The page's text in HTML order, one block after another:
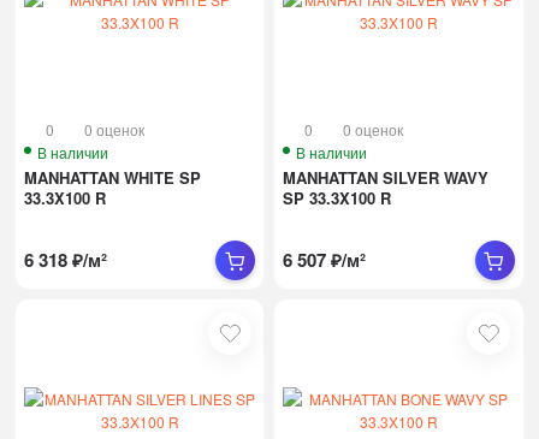
0
0 оценок
В наличии
MANHATTAN WHITE SP
33.3X100 R
6 318 ₽/м²
0
0 оценок
В наличии
MANHATTAN SILVER WAVY
SP 33.3X100 R
6 507 ₽/м²